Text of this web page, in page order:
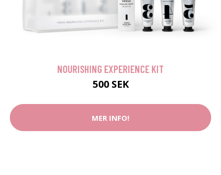
NOURISHING EXPERIENCE KIT
500 SEK
MER INFO!